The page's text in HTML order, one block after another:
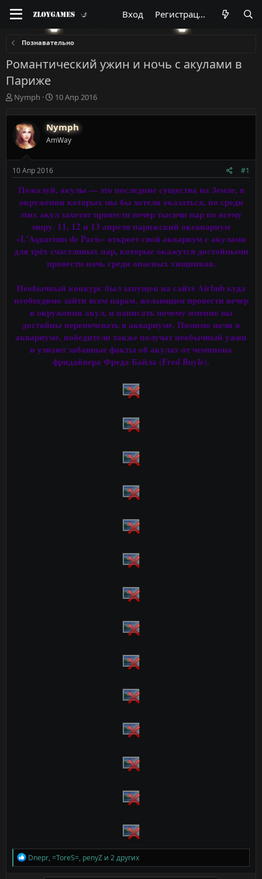
Вход Регистрация
Познавательно
Романтический ужин и ночь с акулами в
Париже
А
т
о
р
е
м
ы
Nymph
Д
т
а
н
ч
л
а
10 Апр 2016
Nymph
AmWay
10 Апр 2016 #1
Пожалуй, акулы — это последние существа на Земле, в
окружении которых мы бы хотели оказаться, но среди
этих акул захотят провести вечер тысячи пар по всему
миру. 11, 12 и 13 апреля парижский океанариум
«L'Aquarium de Paris» откроет свой аквариум с акулами
для трёх счастливых пар, которые окажутся достойными
провести ночь среди опасных хищников.
Необычный конкурс был запущен на сайте Airbnb куда
необходимо зайти всем парам, желающим провести вечер
в окружении акул, и написать почему именно вы
достойны переночевать в аквариуме. Помимо ночи в
аквариуме, победители также получат необычный ужин
и узнают забавные факты об акулах от чемпиона
фридайвера Фреда Байла (Fred Buyle).
Р
е
Dnepr,=ToreS=, penyZ и 2 других